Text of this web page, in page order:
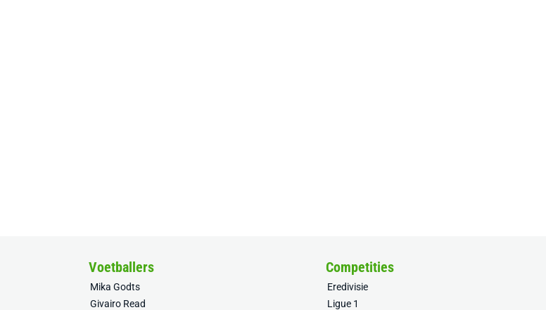
Voetballers
Mika Godts
Givairo Read
Competities
Eredivisie
Ligue 1